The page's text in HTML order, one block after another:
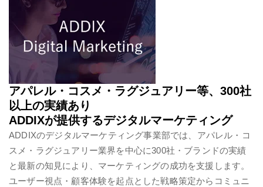
アパレル・コスメ・ラグジュアリー等、300社
以上の実績あり
ADDIXが提供するデジタルマーケティング
ADDIXのデジタルマーケティング事業部では、アパレル・コ
スメ・ラグジュアリー業界を中心に300社・ブランドの実績
と最新の知見により、マーケティングの成功を支援します。
ユーザー視点・顧客体験を起点とした戦略策定からコミュニ